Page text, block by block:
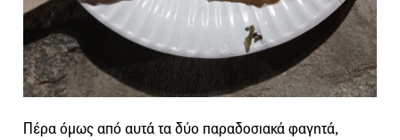
Πέρα όμως από αυτά τα δύο παραδοσιακά φαγητά,